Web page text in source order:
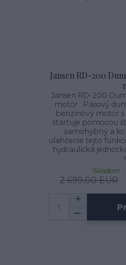
Jansen RD-200
Jansen RD-200
motor Pásový
benzínový motor
štartuje pomocou
samohybný a
uľahčenie tejto
hydraulická
2 699,00 EUR
Skladom